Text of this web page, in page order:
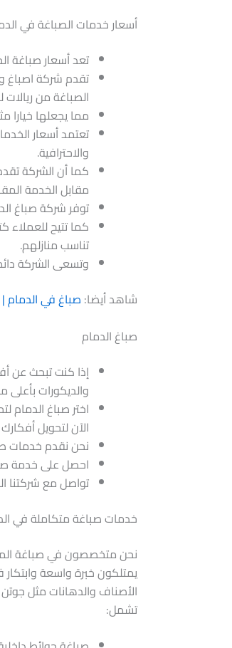
أسعار خدمات الصباغة في
تعد أسعار صباغة
تقدم شركة اصباغ
الصباغة من ريالات
مما يجعلها خيارا
والاحترافية.
مقابل الخدمة
توفر شركة صباغ
كما تتيح للعملاء
تناسب منازلهم.
وتسعى الشركة
شاهد أيضا: صباغ في الدمام
صباغ الدمام
إذا كنت تبحث عن
والديكورات بأعلى
اختر صباغ
الآن لتحويل
نحن نقدم خدمات
احصل على خدمة
تواصل مع شركتنا
خدمات صباغة متكاملة في
نحن متخصصون في صباغة
يمتلكون خبرة واسعة
الأصناف والدهانات مثل
تشمل: